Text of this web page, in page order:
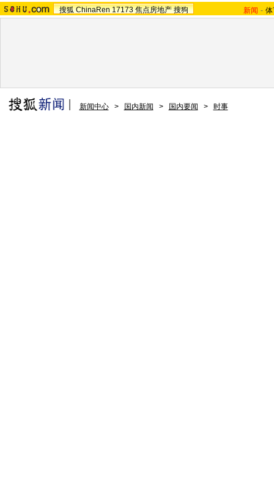
搜狐 ChinaRen 17173 焦点房地产 搜狗 新闻 -
新闻中心 > 国内新闻 > 国内要闻 > 时事